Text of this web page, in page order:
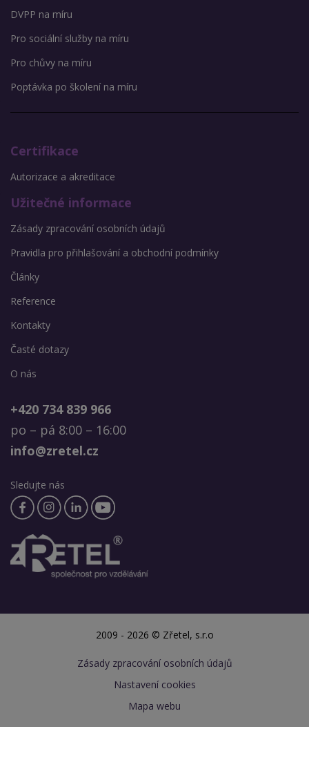
DVPP na míru
Pro sociální služby na míru
Pro chůvy na míru
Poptávka po školení na míru
Certifikace
Autorizace a akreditace
Užitečné informace
Zásady zpracování osobních údajů
Pravidla pro přihlašování a obchodní podmínky
Články
Reference
Kontakty
Časté dotazy
O nás
+420 734 839 966
po – pá 8:00 – 16:00
info@zretel.cz
Sledujte nás
2009 - 2026 © Zřetel, s.r.o
Zásady zpracování osobních údajů
Nastavení cookies
Mapa webu